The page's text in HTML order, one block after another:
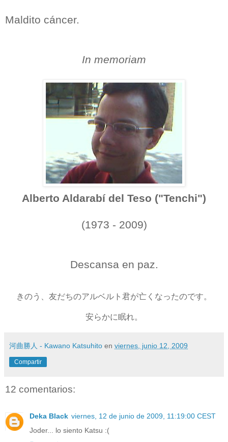
Maldito cáncer.
In memoriam
Alberto Aldarabí del Teso ("Tenchi")
(1973 - 2009)
Descansa en paz.
きのう、友だちのアルベルト君が亡くなったのです。
安らかに眠れ。
河曲勝人 - Kawano Katsuhito en viernes, junio 12, 2009
Compartir
12 comentarios:
Deka Black viernes, 12 de junio de 2009, 11:19:00 CEST
Joder... lo siento Katsu :(